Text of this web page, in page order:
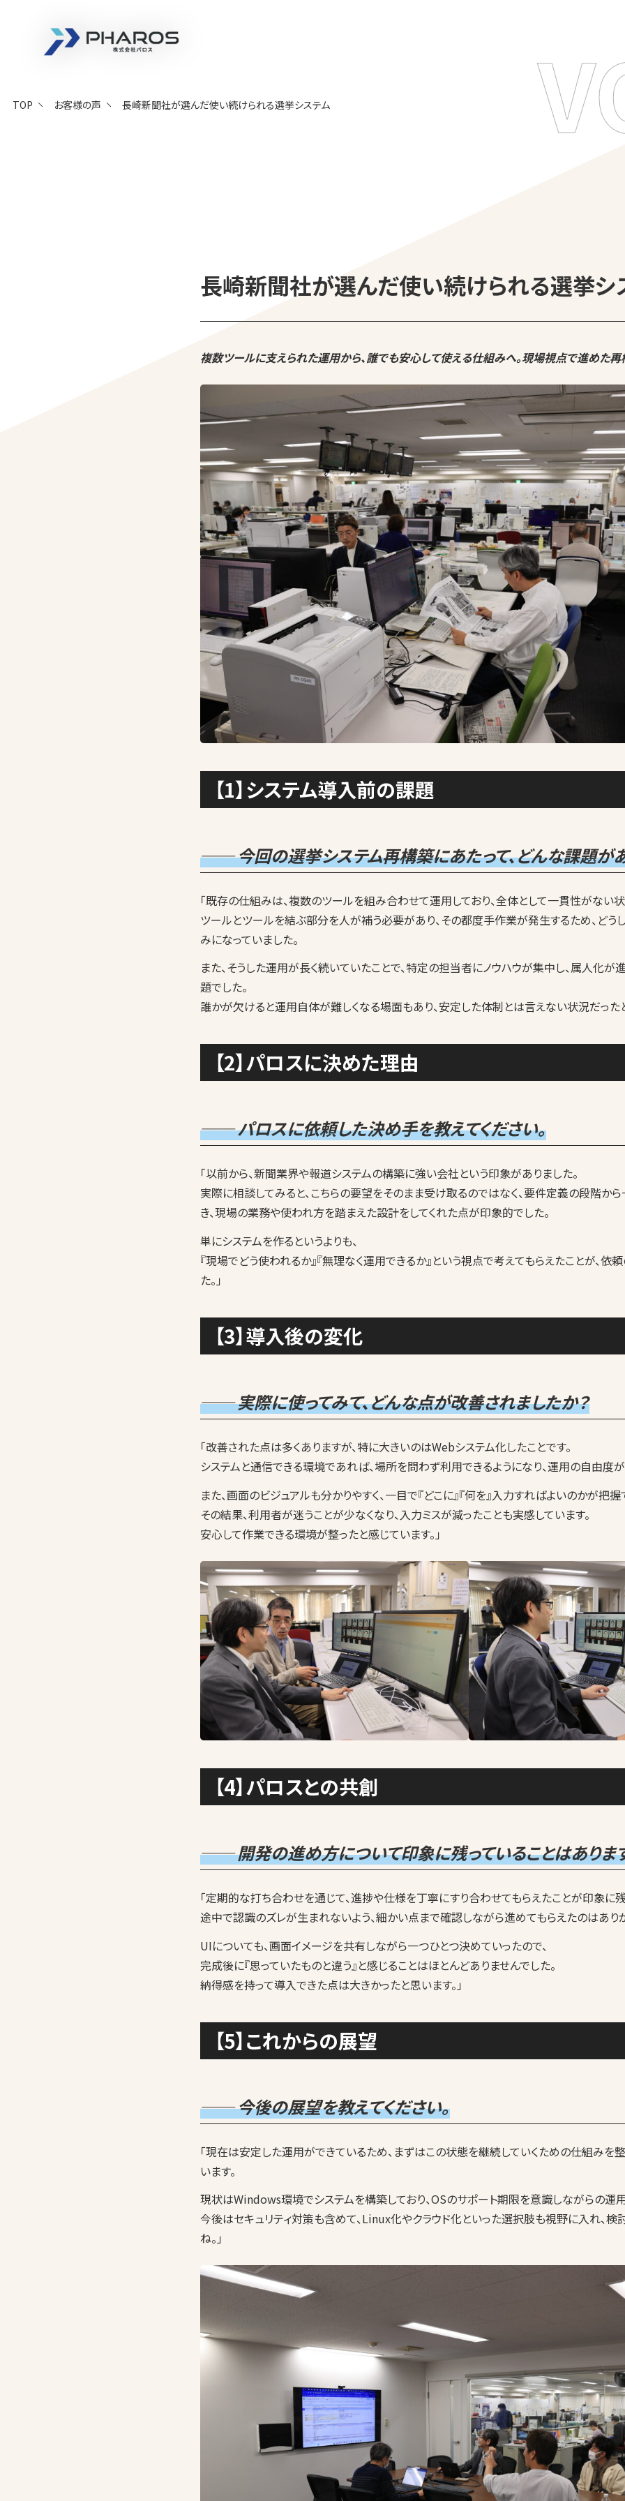
株式会社 Pharos
TOP お客様の声 長崎新聞社が選んだ使い続けられる選挙システム
長崎新聞社が選んだ使い続けられる選挙シ
複数ツールに支えられた運用から、誰でも安心して使える仕組みへ。現場視点で進めた
【1】システム導入前の課題
── 今回の選挙システム再構築にあたって、どんな課題が
「既存の仕組みは、複数のツールを組み合わせて運用しており、全体として一貫性がない
ツールとツールを結ぶ部分を人が補う必要があり、その都度手作業が発生するため、どう
みになっていました。
また、そうした運用が長く続いていたことで、特定の担当者にノウハウが集中し、属人化
題でした。
誰かが欠けると運用自体が難しくなる場面もあり、安定した体制とは言えない状況だった
【2】パロスに決めた理由
── パロスに依頼した決め手を教えてください。
「以前から、新聞業界や報道システムの構築に強い会社という印象がありました。
実際に相談してみると、こちらの要望をそのまま受け取るのではなく、要件定義の段階か
き、現場の業務や使われ方を踏まえた設計をしてくれた点が印象的でした。
単にシステムを作るというよりも、
『現場でどう使われるか』『無理なく運用できるか』という視点で考えてもらえたことが、依
た。」
【3】導入後の変化
── 実際に使ってみて、どんな点が改善されましたか？
「改善された点は多くありますが、特に大きいのはWebシステム化したことです。
システムと通信できる環境であれば、場所を問わず利用できるようになり、運用の自由度
また、画面のビジュアルも分かりやすく、一目で『どこに』『何を』入力すればよいのかが把握
その結果、利用者が迷うことが少なくなり、入力ミスが減ったことも実感しています。
安心して作業できる環境が整ったと感じています。」
【4】パロスとの共創
── 開発の進め方について印象に残っていることはありま
「定期的な打ち合わせを通じて、進捗や仕様を丁寧にすり合わせてもらえたことが印象に残
途中で認識のズレが生まれないよう、細かい点まで確認しながら進めてもらえたのはあり
UIについても、画面イメージを共有しながら一つひとつ決めていったので、
完成後に『思っていたものと違う』と感じることはほとんどありませんでした。
納得感を持って導入できた点は大きかったと思います。」
【5】これからの展望
── 今後の展望を教えてください。
「現在は安定した運用ができているため、まずはこの状態を継続していくための仕組みを
います。
現状はWindows環境でシステムを構築しており、OSのサポート期限を意識しながらの運用
今後はセキュリティ対策も含めて、Linux化やクラウド化といった選択肢も視野に入れ、検
ね。」